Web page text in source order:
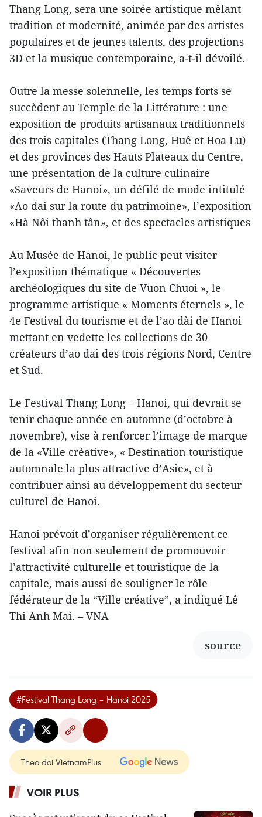
Thang Long, sera une soirée artistique mêlant
tradition et modernité, animée par des artistes
populaires et de jeunes talents, des projections
3D et la musique contemporaine, a-t-il dévoilé.
Outre la messe solennelle, les temps forts se
succèdent au Temple de la Littérature : une
exposition de produits artisanaux traditionnels
des trois capitales (Thang Long, Huê et Hoa Lu)
et des provinces des Hauts Plateaux du Centre,
une présentation de la culture culinaire
«Saveurs de Hanoi», un défilé de mode intitulé
«Ao dai sur la route du patrimoine», l’exposition
«Hà Nôi thanh tân», et des spectacles artistiques
Au Musée de Hanoi, le public peut visiter
l’exposition thématique « Découvertes
archéologiques du site de Vuon Chuoi », le
programme artistique « Moments éternels », le
4e Festival du tourisme et de l’ao dài de Hanoi
mettant en vedette les collections de 30
créateurs d’ao dai des trois régions Nord, Centre
et Sud.
Le Festival Thang Long – Hanoi, qui devrait se
tenir chaque année en automne (d’octobre à
novembre), vise à renforcer l’image de marque
de la «Ville créative», « Destination touristique
automnale la plus attractive d’Asie», et à
contribuer ainsi au développement du secteur
culturel de Hanoi.
Hanoi prévoit d’organiser régulièrement ce
festival afin non seulement de promouvoir
l’attractivité culturelle et touristique de la
capitale, mais aussi de souligner le rôle
fédérateur de la “Ville créative”, a indiqué Lê
Thi Anh Mai. – VNA
source
#Festival Thang Long – Hanoi 2025
Theo dõi VietnamPlus
VOIR PLUS